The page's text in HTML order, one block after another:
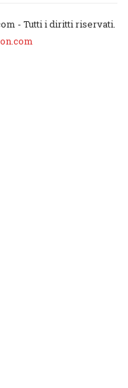
- Tutti i diritti riservati.